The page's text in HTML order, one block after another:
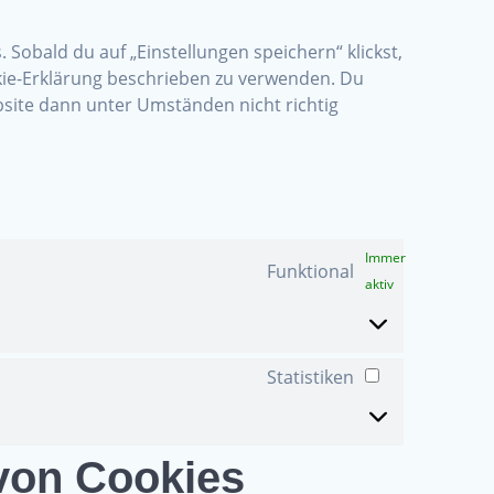
du auf „Einstellungen speichern“ klickst,
Erklärung beschrieben zu verwenden. Du
dann unter Umständen nicht richtig
Funktional
Immer
aktiv
Statistiken
Cookies